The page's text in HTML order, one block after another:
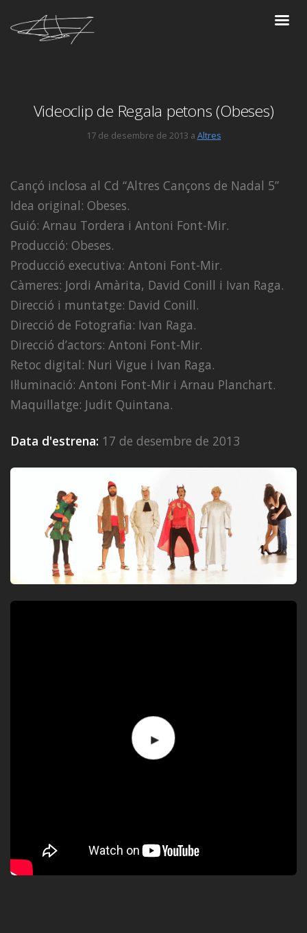
Videoclip de Regala petons (Obeses)
17 de desembre de 2013 a Altres
Cançó inclosa al Cd “Altres Cançons de Nadal 5”
Idea original: Obeses.
Guió: Arnau Tordera i Antoni Font-Mir.
Producció: Obeses.
Producció executiva: Antoni Font-Mir.
Càmeres: Jordi Amàrita, David Conill i Ivan Raga.
Direcció i muntatge: David Conill.
Direcció de Fotografia: Ivan Raga.
Direcció d’actors: Antoni Font-Mir.
Retoc digital: Nuri Vigue i Ivan Raga.
Il·luminació: Antoni Font-Mir i Arnau Planchart.
Maquillatge: Judit Quintana.
Data d'estrena: 17 de desembre de 2013